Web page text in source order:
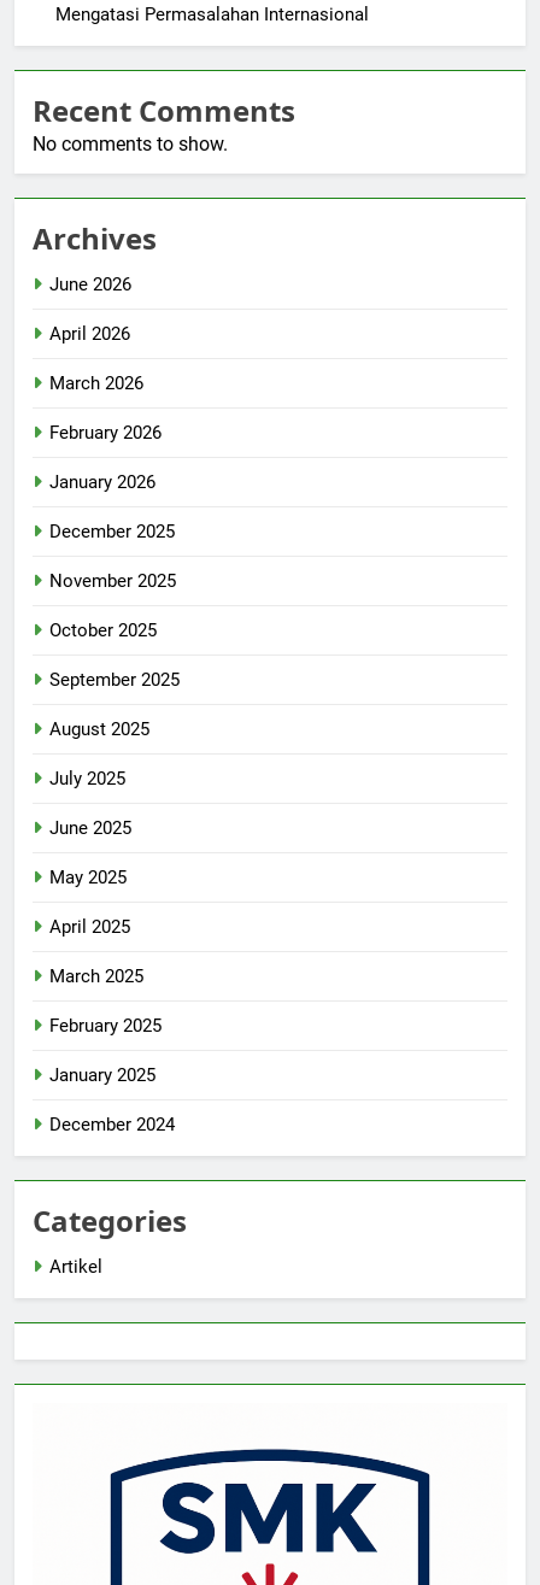
Mengatasi Permasalahan Internasional
Recent Comments
No comments to show.
Archives
June 2026
April 2026
March 2026
February 2026
January 2026
December 2025
November 2025
October 2025
September 2025
August 2025
July 2025
June 2025
May 2025
April 2025
March 2025
February 2025
January 2025
December 2024
Categories
Artikel